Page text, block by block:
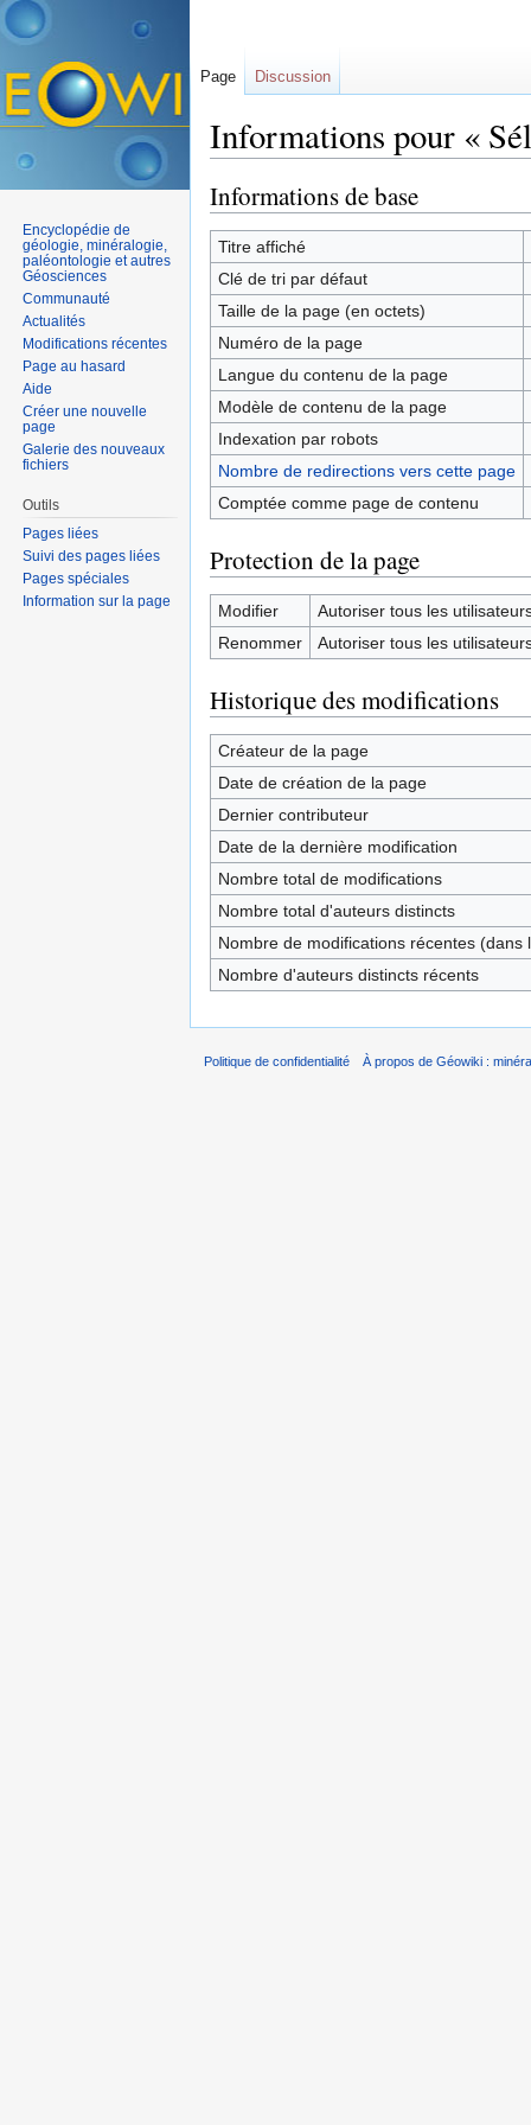
Informations pour «
Informations de base
Titre affiché
Clé de tri par défaut
Taille de la page (en octets)
Numéro de la page
Langue du contenu de la page
Modèle de contenu de la page
Indexation par robots
Nombre de redirections vers cette page
Comptée comme page de contenu
Protection de la page
Modifier
Autoriser tous les
Renommer
Autoriser tous les
Historique des modifications
Créateur de la page
Date de création de la page
Dernier contributeur
Date de la dernière modification
Nombre total de modifications
Nombre total d'auteurs distincts
Nombre de modifications récentes (dans
Nombre d'auteurs distincts récents
Page Discussion
Encyclopédie de
géologie, minéralogie,
paléontologie et autres
Géosciences
Communauté
Actualités
Modifications récentes
Page au hasard
Aide
Créer une nouvelle
page
Galerie des nouveaux
fichiers
Outils
Pages liées
Suivi des pages liées
Pages spéciales
Information sur la page
Politique de confidentialité À propos de Géowiki :